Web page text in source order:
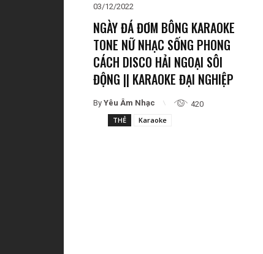
03/12/2022
NGÀY ĐÁ ĐƠM BÔNG KARAOKE
TONE NỮ NHẠC SỐNG PHONG
CÁCH DISCO HẢI NGOẠI SÔI
ĐỘNG || KARAOKE ĐẠI NGHIỆP
By Yêu Âm Nhạc
420
THẺ
Karaoke